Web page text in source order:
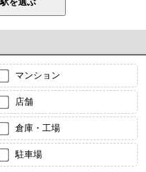
マンション
店舗
倉庫・工場
駐車場